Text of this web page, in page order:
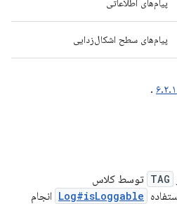
پیام‌های اطلاعاتی
پیام‌های سطح اشکال‌زدایی
.
TAG توسط کلاس
Log#isLoggable انجام